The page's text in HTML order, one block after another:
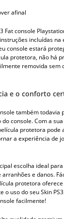
afinal
Fat console
incluídas
console estará
protetora, não há
removida sem
e o conforto
também todavia
console. Com a
protetora pode
a experiência de
escolha ideal
e danos.
protetora
o uso do seu Skin
facilmente!